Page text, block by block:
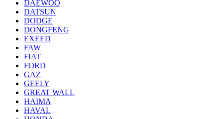
DAEWOO
DATSUN
DODGE
DONGFENG
EXEED
FAW
FIAT
FORD
GAZ
GEELY
GREAT WALL
HAIMA
HAVAL